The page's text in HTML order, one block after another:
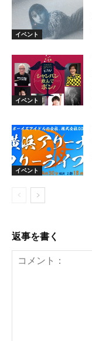
イベント
イベント
イベント
返事を書く